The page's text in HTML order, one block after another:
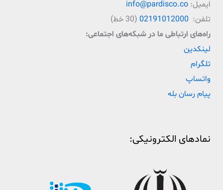
ایمیل: info@pardisco.co
تلفن: 02191012000 (30 خط)
راه‌‌های ارتباطی ما در شبکه‌های اجتماعی:
لینکدین
تلگرام
واتساپ
پیام رسان بله
نمادهای الکترونیکی: